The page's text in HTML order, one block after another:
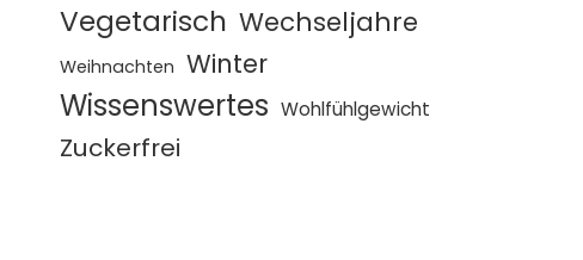
Vegetarisch Wechseljahre
Weihnachten Winter
Wissenswertes Wohlfühlgewicht
Zuckerfrei